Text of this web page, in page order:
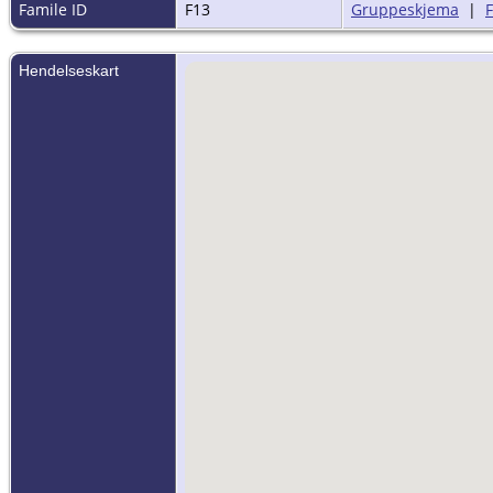
Famile ID
F13 Gruppeskjema |
Hendelseskart